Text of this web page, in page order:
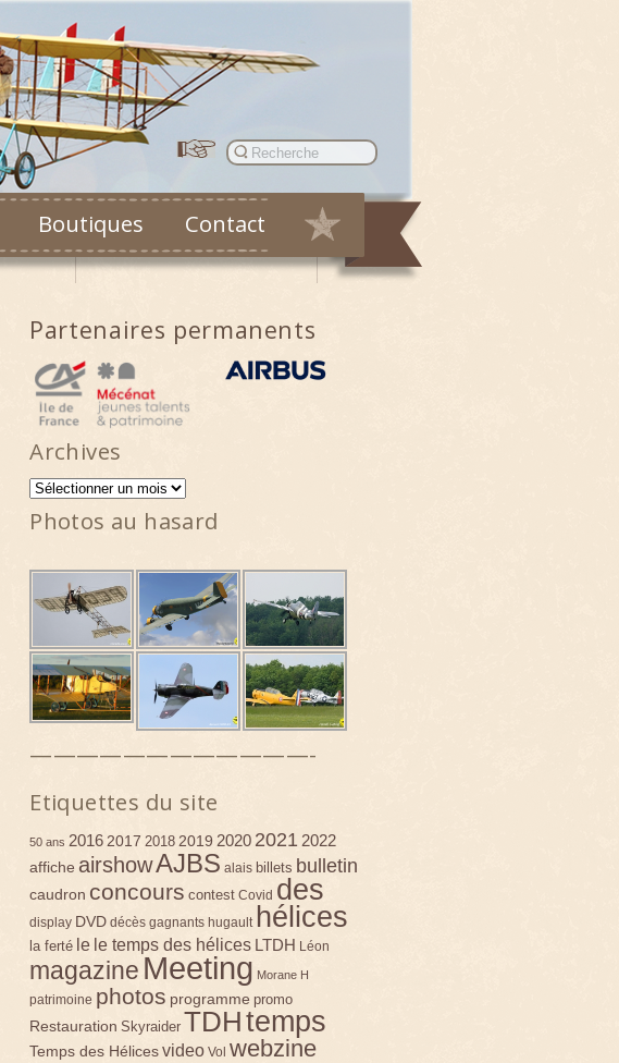
Boutiques Contact
Partenaires permanents
Archives
Archives
Photos au hasard
————————————-
Etiquettes du site
50 ans 2016 2017 2018 2019 2020 2021 2022
affiche airshowAJBS alais billets bulletin
caudron concours contest Covid des
display DVD décès gagnants hugault hélices
la ferté le le temps des hélices LTDH Léon
magazine Meeting Morane H
patrimoine photos programme promo
Restauration Skyraider TDHtemps
Temps des Hélicesvideo Vol webzine